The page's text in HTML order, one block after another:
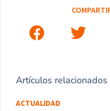
Artículos relacionados
ACTUALIDAD